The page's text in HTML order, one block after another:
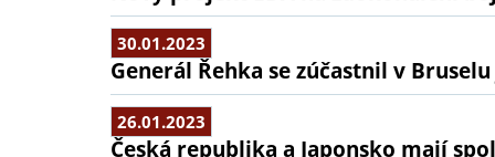
30.01.2023
Generál Řehka se zúčastnil v
26.01.2023
Česká republika a Japonsko mají